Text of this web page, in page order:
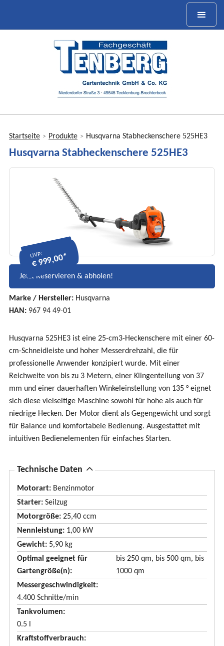
sind
hier
Startseite > Produkte > Husqvarna Stabheckenschere 525HE3
Husqvarna Stabheckenschere 525HE3
UVP:
€ 999,00*
Jetzt Reservieren & abholen!
Marke / Hersteller: Husqvarna
HAN: 967 94 49‑01
Husqvarna 525HE3 ist eine 25-cm3-Heckenschere mit einer 60-
cm-Schneidleiste und hoher Messerdrehzahl, die für
professionelle Anwender konzipiert wurde. Mit einer
Reichweite von bis zu 3 Metern, einer Klingenteilung von 37
mm und einer dauerhaften Winkeleinstellung von 135 ° eignet
sich diese vielseitige Maschine sowohl für hohe als auch für
niedrige Hecken. Der Motor dient als Gegengewicht und sorgt
für Balance und komfortabele Bedienung. Ausgestattet mit
intuitiven Bedienelementen für einfaches Starten.
A
u
s
b
l
e
n
d
e
n
Technische Daten
Motorart: Benzinmotor
Starter: Seilzug
Motorgröße: 25,40 ccm
Nennleistung: 1,00 kW
Gewicht: 5,90 kg
Optimal geeignet für
Gartengröße(n):
bis 250 qm, bis 500 qm, bis
1000 qm
Messergeschwindigkeit
4.400 Schnitte/min
Tankvolumen
0.5 l
Kraftstoffverbrauch